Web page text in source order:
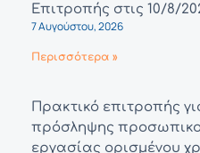
Επιτροπής στις 10/8/
7 Αυγούστου, 2026
Περισσότερα »
Πρακτικό επιτροπής
πρόσληψης
εργασίας ορισμένου